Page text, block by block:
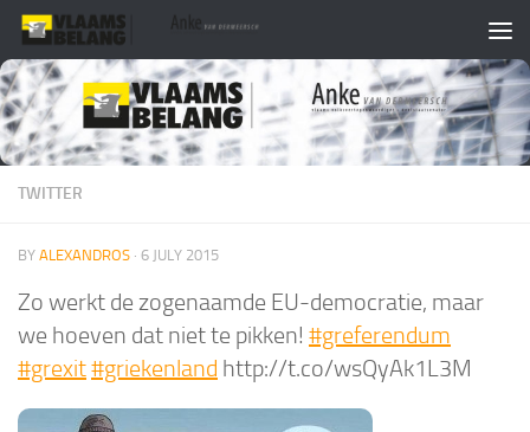
Skip to content
TWITTER
BY ALEXANDROS · 6 JULY 2015
Zo werkt de zogenaamde EU-democratie, maar
we hoeven dat niet te pikken! #greferendum
#grexit#griekenland http://t.co/wsQyAk1L3M